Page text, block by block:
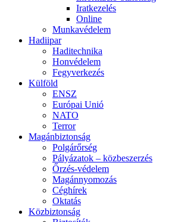
Iratkezelés
Online
Munkavédelem
Hadiipar
Haditechnika
Honvédelem
Fegyverkezés
Külföld
ENSZ
Európai Unió
NATO
Terror
Magánbiztonság
Polgárőrség
Pályázatok – közbeszerzés
Őrzés-védelem
Magánnyomozás
Céghírek
Oktatás
Közbiztonság